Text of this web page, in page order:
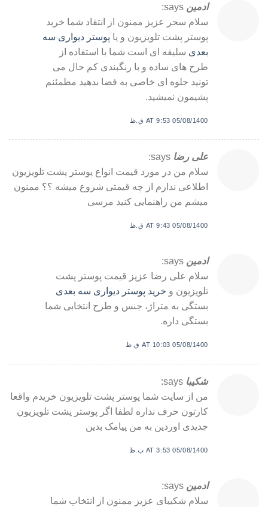
ادمین says:
سلام سحر عزیز ممنون از انتقاد شما خرید
پوستر پشت تلویزیون و یا پوستر دیواری سه
بعدی سلیقه ای است شما با استفاده از
طرح های ساده و با رنگبندی کم حال می
تونید جلوه ای خاصی به فضا بدهید مطمئنم
پشیمون نمیشید.
05/08/1400 AT 9:53 ق.ظ
علی رضا says:
سلام من در مورد قیمت انواع پوستر پشت تلویزیون
اطلاعی ندارم از چه قیمتی شروع میشه ؟؟ ممنون
میشم من راهنمایی کنید مرسی
05/08/1400 AT 9:43 ق.ظ
ادمین says:
سلام علی رضا عزیز قیمت پوستر پشت
تلویزیون و خرید پوستر دیواری سه بعدی
بستگی به متراژ، جنس و طرح انتخابی شما
بستگی داره.
05/08/1400 AT 10:03 ق.ظ
شکیبا says:
من از سایت شما پوستر پشت تلویزیون خریدم واقعا
کارتون حرف نداره لطفا اگر پوستر پشت تلویزیون
جدیدی اوردین به من پیامک بدین
05/08/1400 AT 3:53 ب.ظ
ادمین says:
سلام شکیبای عزیز ممنون از انتخاب شما